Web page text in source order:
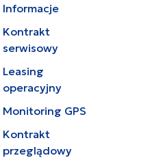
Informacje
Kontrakt
serwisowy
Leasing
operacyjny
Monitoring GPS
Kontrakt
przeglądowy